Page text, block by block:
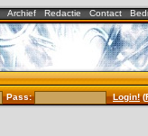
Archief Redactie Contact
Pass: Login!(